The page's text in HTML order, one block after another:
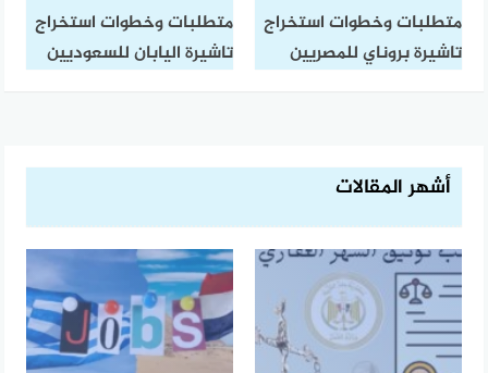
متطلبات وخطوات استخراج
تاشيرة بروناي للمصريين
متطلبات وخطوات استخراج
تاشيرة اليابان للسعوديين
أشهر المقالات